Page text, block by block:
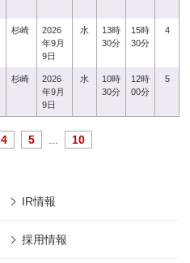
杉崎
2026
年9月
9日
水
13時
30分
15時
30分
4
杉崎
2026
年9月
9日
水
10時
30分
12時
00分
5
4 5 10
IR情報
採用情報